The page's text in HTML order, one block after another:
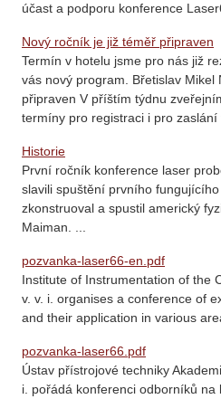
účast a podporu konference
Nový ročník je již téměř připraven
Termín v hotelu jsme pro nás již
vás nový program. Břetislav Mikel
připraven V příštím týdnu
termíny pro registraci i pro
Historie
První ročník konference laser
slavili spuštění prvního
zkonstruoval a spustil americký
Maiman. ...
pozvanka-laser66-en.pdf
Institute of Instrumentation of the
v. v. i. organises a conference of
and their application in various
pozvanka-laser66.pdf
Ústav přístrojové techniky
i. pořádá konferenci odborníků na